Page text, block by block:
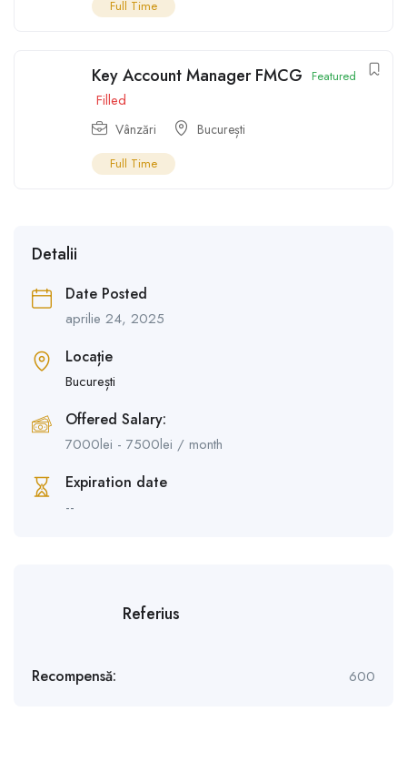
Full Time
Key Account Manager FMCG Featured
Filled
Vânzări București
Full Time
Detalii
Date Posted
aprilie 24, 2025
Locație
București
Offered Salary:
7000lei - 7500lei / month
Expiration date
--
Referius
Recompensă: 600